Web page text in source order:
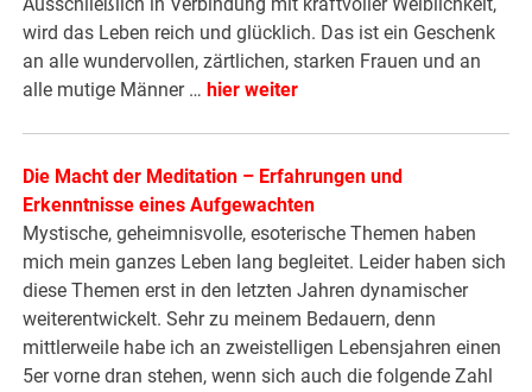
wird das Leben reich und glücklich. Das ist ein Geschenk
an alle wundervollen, zärtlichen, starken Frauen und an
alle mutige Männer … hier weiter
Die Macht der Meditation – Erfahrungen und
Erkenntnisse eines Aufgewachten
Mystische, geheimnisvolle, esoterische Themen haben
mich mein ganzes Leben lang begleitet. Leider haben sich
diese Themen erst in den letzten Jahren dynamischer
weiterentwickelt. Sehr zu meinem Bedauern, denn
mittlerweile habe ich an zweistelligen Lebensjahren einen
5er vorne dran stehen, wenn sich auch die folgende Zahl